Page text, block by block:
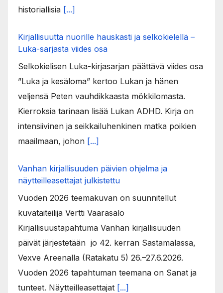
historiallisia [...]
Kirjallisuutta nuorille hauskasti ja selkokielellä –
Luka-sarjasta viides osa
Selkokielisen Luka-kirjasarjan päättävä viides osa
”Luka ja kesäloma” kertoo Lukan ja hänen
veljensä Peten vauhdikkaasta mökkilomasta.
Kierroksia tarinaan lisää Lukan ADHD. Kirja on
intensiivinen ja seikkailuhenkinen matka poikien
maailmaan, johon [...]
Vanhan kirjallisuuden päivien ohjelma ja
näytteilleasettajat julkistettu
Vuoden 2026 teemakuvan on suunnitellut
kuvataiteilija Vertti Vaarasalo
Kirjallisuustapahtuma Vanhan kirjallisuuden
päivät järjestetään jo 42. kerran Sastamalassa,
Vexve Areenalla (Ratakatu 5) 26.–27.6.2026.
Vuoden 2026 tapahtuman teemana on Sanat ja
tunteet. Näytteilleasettajat [...]